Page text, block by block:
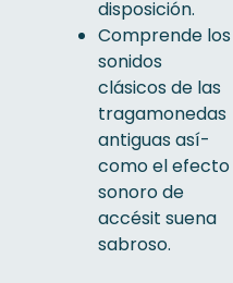
disposición.
Comprende los
sonidos
clásicos de las
tragamonedas
antiguas así­
como el efecto
sonoro de
accésit suena
sabroso.